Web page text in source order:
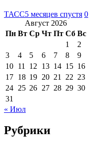
ТАСС5 месяцев спустя 0
Август 2026
Пн Вт Ср Чт Пт Сб Вс
1
2
3
4 5 6 7 8
9
10 11 12 13 14 15 16
17 18 19 20 21 22 23
24 25 26 27 28 29 30
31
« Июл
Рубрики